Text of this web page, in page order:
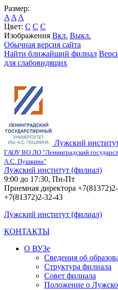
Размер:
A A A
Цвет: C C C
Изображения Вкл. Выкл.
Обычная версия сайта
Найти ближайший филиал
для слабовидящих
Лужский
ГАОУ ВО ЛО "Ленинградский
А.С. Пушкина"
Лужский институт (филиал)
9:00 до 17:30, Пн-Пт
Приемная директора
+7(81372)2-32-43
Лужский институт (филиал)
КОНТАКТЫ
О ВУЗе
Сведения об
Структура филиала
Совет филиала
Положение о